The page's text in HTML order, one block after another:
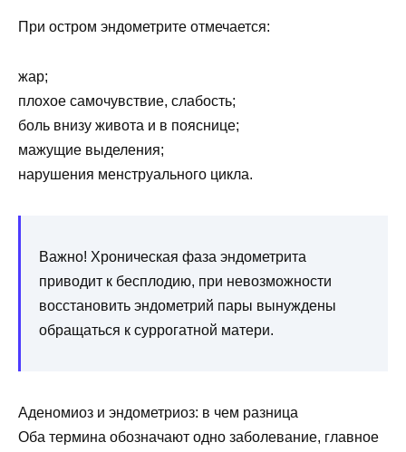
При остром эндометрите отмечается:
жар;
плохое самочувствие, слабость;
боль внизу живота и в пояснице;
мажущие выделения;
нарушения менструального цикла.
Важно! Хроническая фаза эндометрита
приводит к бесплодию, при невозможности
восстановить эндометрий пары вынуждены
обращаться к суррогатной матери.
Аденомиоз и эндометриоз: в чем разница
Оба термина обозначают одно заболевание, главное